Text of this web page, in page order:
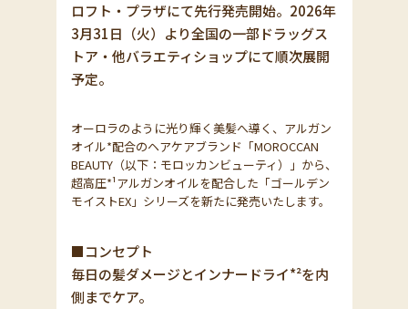
ロフト・プラザにて先行発売開始。2026年
3月31日（火）より全国の一部ドラッグス
トア・他バラエティショップにて順次展開
予定。
オーロラのように光り輝く美髪へ導く、アルガン
オイル*配合のヘアケアブランド「MOROCCAN
BEAUTY（以下：モロッカンビューティ）」から、
超高圧*¹アルガンオイルを配合した「ゴールデン
モイストEX」シリーズを新たに発売いたします。
■コンセプト
毎日の髪ダメージとインナードライ*²を内
側までケア。